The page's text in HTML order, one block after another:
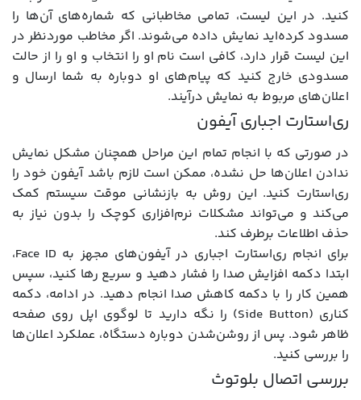
کنید. در این لیست، تمامی مخاطبانی که شماره‌های آن‌ها را
مسدود کرده‌اید نمایش داده می‌شوند. اگر مخاطب موردنظر در
این لیست قرار دارد، کافی است نام او را انتخاب و او را از حالت
مسدودی خارج کنید که پیام‌های او دوباره به شما ارسال و
اعلان‌های مربوط به نمایش درآیند.
ری‌استارت اجباری آیفون
در صورتی که با انجام تمام این مراحل همچنان مشکل نمایش
ندادن اعلان‌ها حل نشده، ممکن است لازم باشد آیفون خود را
ری‌استارت کنید. این روش به بازنشانی موقت سیستم کمک
می‌کند و می‌تواند مشکلات نرم‌افزاری کوچک را بدون نیاز به
حذف اطلاعات برطرف کند.
برای انجام ری‌استارت اجباری در آیفون‌های مجهز به Face ID،
ابتدا دکمه افزایش صدا را فشار دهید و سریع رها کنید، سپس
همین کار را با دکمه کاهش صدا انجام دهید. در ادامه، دکمه
کناری (Side Button) را نگه دارید تا لوگوی اپل روی صفحه
ظاهر شود. پس از روشن‌شدن دوباره دستگاه، عملکرد اعلان‌ها
را بررسی کنید.
بررسی اتصال بلوتوث